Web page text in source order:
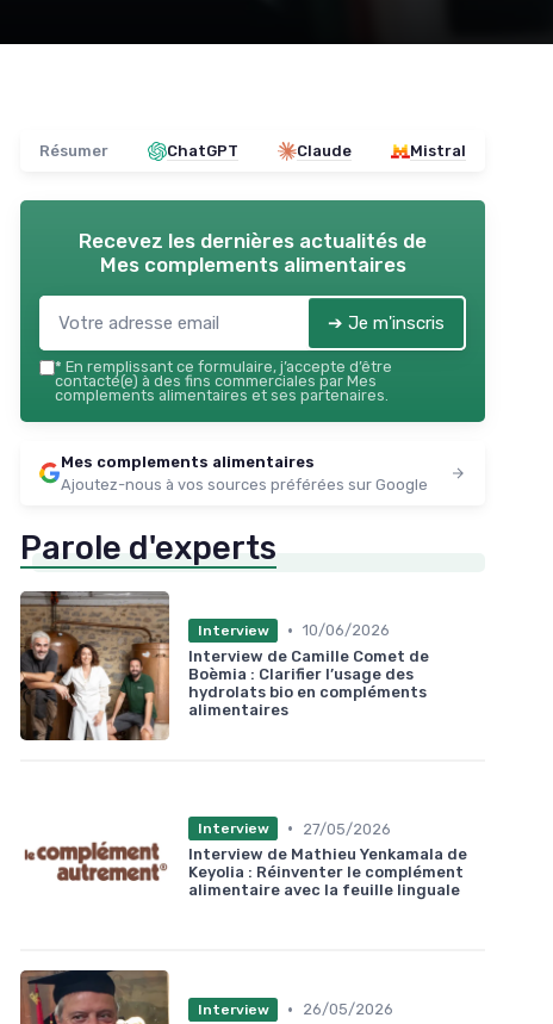
Résumer ChatGPT Claude Mistral
Recevez les dernières actualités de
Mes complements alimentaires
➔ Je m'inscris
* En remplissant ce formulaire, j’accepte d’être
contacté(e) à des fins commerciales par Mes
complements alimentaires et ses partenaires.
Mes complements alimentaires
Ajoutez-nous à vos sources préférées sur Google
Parole d'experts
Interview • 10/06/2026
Interview de Camille Comet de
Boèmia : Clarifier l’usage des
hydrolats bio en compléments
alimentaires
Interview •
27/05/2026
Interview de Mathieu Yenkamala de
Keyolia : Réinventer le complément
alimentaire avec la feuille linguale
Interview •
26/05/2026